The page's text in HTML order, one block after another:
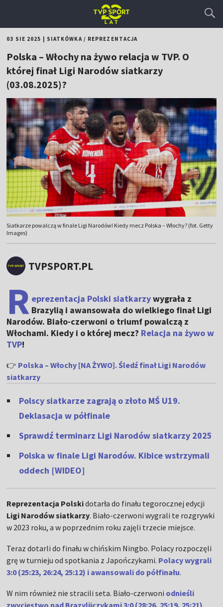
03 SIE 2025 SIATKÓWKA/ REPREZENTACJA
Polska – Włochy na żywo relacja w TVP. O
której finał Ligi Narodów siatkarzy
(03.08.2025)?
Siatkarze powalczą w finale Ligi Narodów! Kiedy mecz Polska – Włochy? (fot. Getty
Images)
TVPSPORT.PL
R eprezentacja Polski siatkarzywygrała z
Brazylią i awansowała do wielkiego finał Ligi
Narodów. Biało-czerwoni o triumf powalczą z
Włochami. Kiedy i o której mecz? Relacja na żywo w
TVP!
👉 Polska – Włochy [NA ŻYWO]. Śledź finał Ligi Narodów
siatkarzy
Polscy siatkarze zagrają o złoto MŚ U19.
Deklasacja w półfinale
Sprawdź terminarz Ligi Narodów siatkarzy 2025
Polska w finale Ligi Narodów. Kibice wstrzymali
oddech [WIDEO]
Reprezentacja Polskidotarła do finału tegorocznej edycji
Ligi Narodów siatkarzy. Biało-czerwoni wygrali te rozgrywki
w 2023 roku, a w poprzednim roku zajęli trzecie miejsce.
Teraz dotarli do finału w chińskim Ningbo. Polacy rozpoczęli
grę w turnieju od spotkania z Japończykami. Polacy wygrali
3:0 (25:23, 26:24, 25:12) i awansowali do półfinału.
W nim również nie stracili seta. Biało-czerwoni odnieśli